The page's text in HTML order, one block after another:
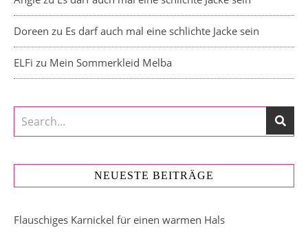
Doreen zu Es darf auch mal eine schlichte Jacke sein
ELFi zu Mein Sommerkleid Melba
NEUESTE BEITRÄGE
Flauschiges Karnickel für einen warmen Hals